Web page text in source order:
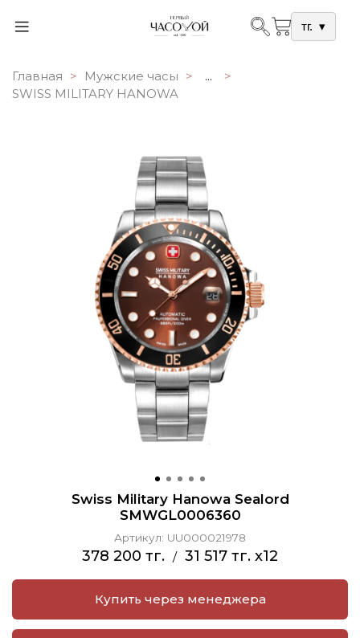
тг. ▾
Главная Мужские часы
...
SWISS MILITARY HANOWA
Swiss Military Hanowa Sealord
SMWGL0006360
Артикул: UU000021978
378 200 тг. / 31 517 тг. x12
Купить через менеджера